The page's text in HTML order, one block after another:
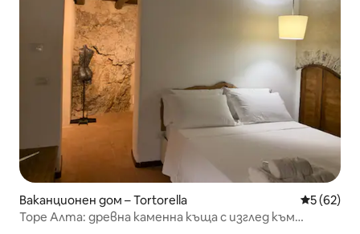
Ваканционен дом – Tortorella Средна
5 (62)
Торе Алта: древна каменна къща с изглед към